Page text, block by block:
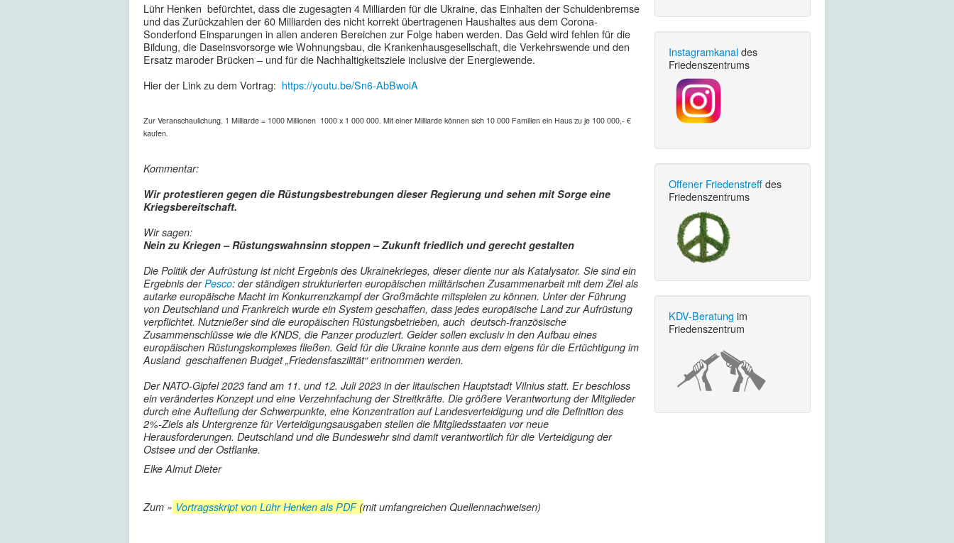
Lühr Henken befürchtet, dass die zugesagten 4 Milliarden für die Ukraine, das Einhalten der Schuldenbremse
und das Zurückzahlen der 60 Milliarden des nicht korrekt übertragenen Haushaltes aus dem Corona-
Sonderfond Einsparungen in allen anderen Bereichen zur Folge haben werden. Das Geld wird fehlen für die
Bildung, die Daseinsvorsorge wie Wohnungsbau, die Krankenhausgesellschaft, die Verkehrswende und den
Ersatz maroder Brücken – und für die Nachhaltigkeitsziele inclusive der Energiewende.
Hier der Link zu dem Vortrag: https://youtu.be/Sn6-AbBwoiA
Zur Veranschaulichung. 1 Milliarde = 1000 Millionen 1000 x 1 000 000. Mit einer Milliarde können sich 10 000 Familien ein Haus zu je 100 000,- €
kaufen
Kommentar:
Wir protestieren gegen die Rüstungsbestrebungen dieser Regierung und sehen mit Sorge eine
Kriegsbereitschaft.
Wir sagen:
Nein zu Kriegen – Rüstungswahnsinn stoppen – Zukunft friedlich und gerecht gestalten
Die Politik der Aufrüstung ist nicht Ergebnis des Ukrainekrieges, dieser diente nur als Katalysator. Sie sind ein
Ergebnis derPesco: der ständigen strukturierten europäischen militärischen Zusammenarbeit mit dem Ziel als
autarke europäische Macht im Konkurrenzkampf der Großmächte mitspielen zu können. Unter der Führung
von Deutschland und Frankreich wurde ein System geschaffen, dass jedes europäische Land zur Aufrüstung
verpflichtet. Nutznießer sind die europäischen Rüstungsbetrieben, auch deutsch-französische
Zusammenschlüsse wie die KNDS, die Panzer produziert. Gelder sollen exclusiv in den Aufbau eines
europäischen Rüstungskomplexes fließen. Geld für die Ukraine konnte aus dem eigens für die Ertüchtigung im
Ausland geschaffenen Budget „Friedensfaszilität“ entnommen werden.
Der NATO-Gipfel 2023 fand am 11. und 12. Juli 2023 in der litauischen Hauptstadt Vilnius statt. Er beschloss
ein verändertes Konzept und eine Verzehnfachung der Streitkräfte. Die größere Verantwortung der Mitglieder
durch eine Aufteilung der Schwerpunkte, eine Konzentration auf Landesverteidigung und die Definition des
2%-Ziels als Untergrenze für Verteidigungsausgaben stellen die Mitgliedsstaaten vor neue
Herausforderungen. Deutschland und die Bundeswehr sind damit verantwortlich für die Verteidigung der
Ostsee und der Ostflanke.
Elke Almut Dieter
Zum » Vortragsskript von Lühr Henken als PDF(mit umfangreichen Quellennachweisen)
Instagramkanaldes
Friedenszentrums
Offener Friedenstreffdes
Friedenszentrums
KDV-Beratung im
Friedenszentrum